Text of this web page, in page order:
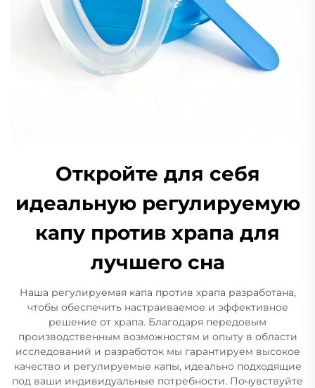
Откройте для себя
идеальную регулируемую
капу против храпа для
лучшего сна
Наша регулируемая капа против храпа разработана,
чтобы обеспечить настраиваемое и эффективное
решение от храпа. Благодаря передовым
производственным возможностям и опыту в области
исследований и разработок мы гарантируем высокое
качество и регулируемые капы, идеально подходящие
под ваши индивидуальные потребности. Почувствуйте